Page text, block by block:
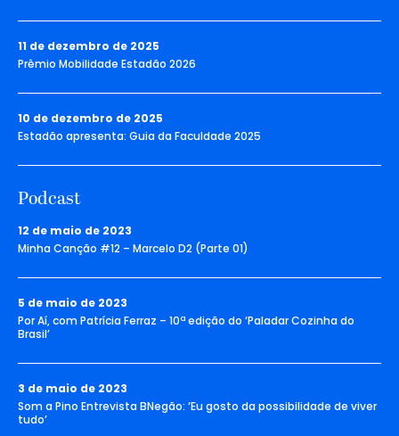
11 de dezembro de 2025
Prêmio Mobilidade Estadão 2026
10 de dezembro de 2025
Estadão apresenta: Guia da Faculdade 2025
Podcast
12 de maio de 2023
Minha Canção #12 – Marcelo D2 (Parte 01)
5 de maio de 2023
Por Aí, com Patrícia Ferraz – 10ª edição do ‘Paladar Cozinha do
Brasil’
3 de maio de 2023
Som a Pino Entrevista BNegão: ‘Eu gosto da possibilidade de viver
tudo’